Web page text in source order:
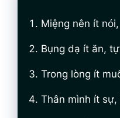
Miệng nên ít
Bụng dạ ít ăn,
Trong lòng ít
Thân mình ít